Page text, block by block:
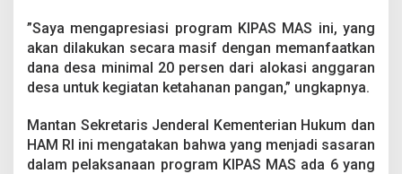
”Saya mengapresiasi program KIPAS MAS ini, yang
akan dilakukan secara masif dengan memanfaatkan
dana desa minimal 20 persen dari alokasi anggaran
desa untuk kegiatan ketahanan pangan,” ungkapnya.
Mantan Sekretaris Jenderal Kementerian Hukum dan
HAM RI ini mengatakan bahwa yang menjadi sasaran
dalam pelaksanaan program KIPAS MAS ada 6 yang